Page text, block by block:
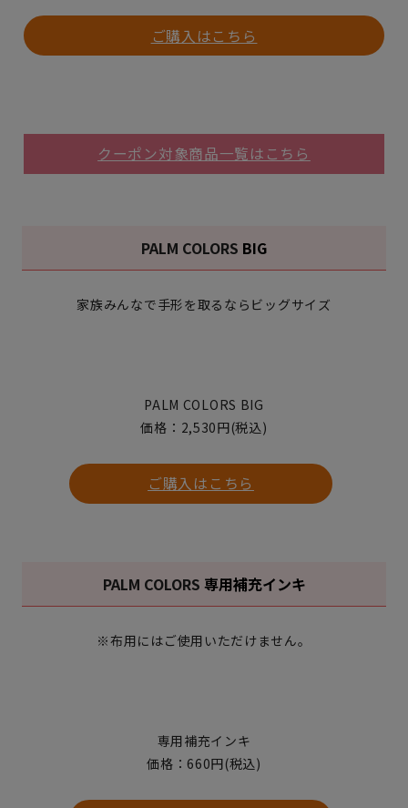
ご購入はこちら
クーポン対象商品一覧はこちら
PALM COLORS BIG
家族みんなで手形を取るならビッグサイズ
PALM COLORS BIG
価格：2,530円(税込)
ご購入はこちら
PALM COLORS 専用補充インキ
※布用にはご使用いただけません。
専用補充インキ
価格：660円(税込)